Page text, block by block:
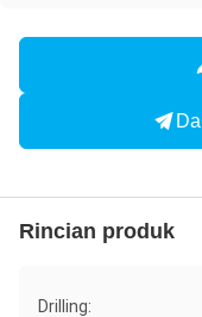
Rincian produk
Drilling: